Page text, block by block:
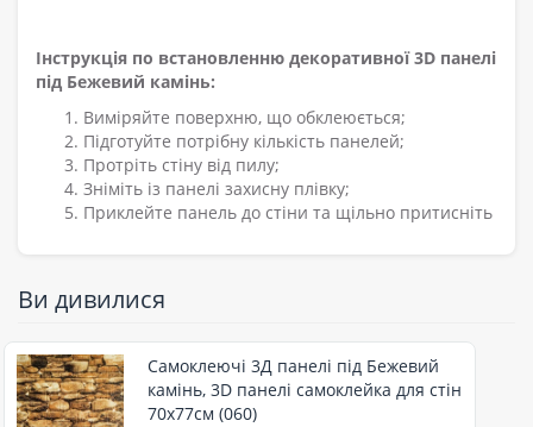
Інструкція по встановленню декоративної 3D панелі
під Бежевий камінь:
Виміряйте поверхню, що обклеюється;
Підготуйте потрібну кількість панелей;
Протріть стіну від пилу;
Зніміть із панелі захисну плівку;
Приклейте панель до стіни та щільно притисніть
Ви дивилися
Самоклеючі 3Д панелі під Бежевий
камінь, 3D панелі самоклейка для стін
70х77см (060)